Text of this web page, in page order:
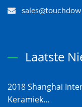
Laatste
2018 Shanghai
Keramiek...